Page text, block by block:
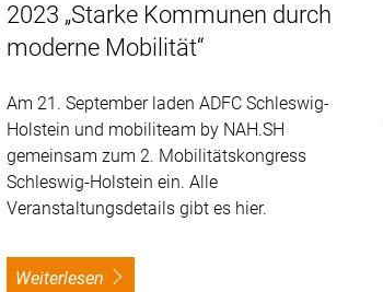
2023 „Starke Kommunen durch
moderne Mobilität“
Am 21. September laden ADFC Schleswig-
Holstein und mobiliteam by NAH.SH
gemeinsam zum 2. Mobilitätskongress
Schleswig-Holstein ein. Alle
Veranstaltungsdetails gibt es hier.
weiterlesen